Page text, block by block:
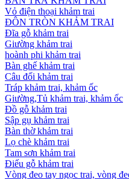
Vỏ điện thoại khảm trai
ĐÔN TRÒN KHẢM TRAI
Đĩa gỗ khảm trai
Giường khảm trai
hoành phi khảm trai
Bàn ghế khảm trai
Câu đối khảm trai
Tráp khảm trai, khảm ốc
Giường,Tủ khảm trai, khảm ốc
Đồ gỗ khảm trai
Sập gụ khảm trai
Bàn thờ khảm trai
Lọ chè khảm trai
Tam sơn khảm trai
Điếu gỗ khảm trai
Vòng đeo tay ngọc trai, vòng